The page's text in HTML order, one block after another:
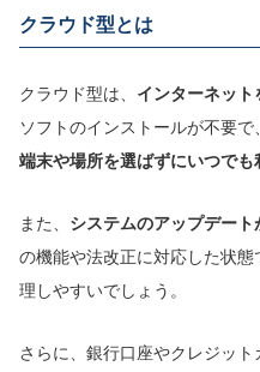
クラウド型とは
クラウド型は、 インターネット
ソフトのインストールが不要で
端末や場所を選ばずにいつでも
また、 システムのアップデート
の機能や法改正に対応した状
理しやすいでしょう。
さらに、銀行口座やクレジッ